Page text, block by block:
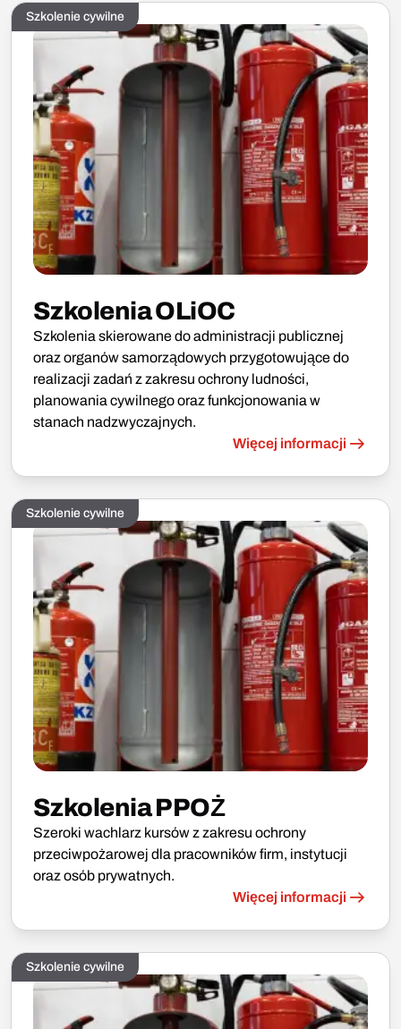
Szkolenie cywilne
Szkolenia OLiOC
Szkolenia skierowane do administracji publicznej
oraz organów samorządowych przygotowujące do
realizacji zadań z zakresu ochrony ludności,
planowania cywilnego oraz funkcjonowania w
stanach nadzwyczajnych.
Więcej informacji
Szkolenie cywilne
Szkolenia PPOŻ
Szeroki wachlarz kursów z zakresu ochrony
przeciwpożarowej dla pracowników firm, instytucji
oraz osób prywatnych.
Więcej informacji
Szkolenie cywilne